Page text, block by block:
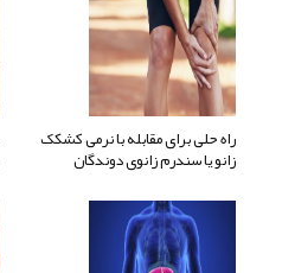
راه حلی برای مقابله با نرمی کشکک
زانو یا سندرم زانوی دوندگان